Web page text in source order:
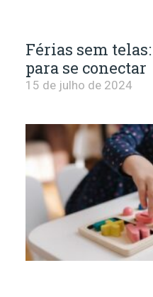
Férias sem
para se conectar
15 de julho de 2024